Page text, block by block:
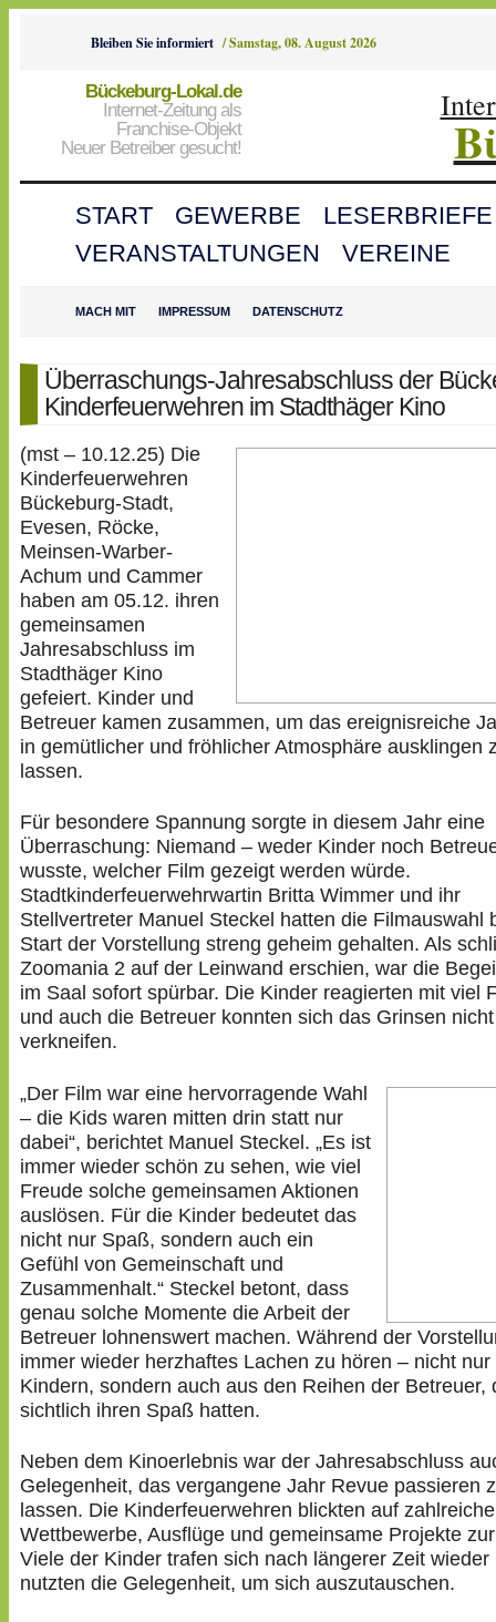
Bleiben Sie informiert /Samstag, 08. August 2026
Bückeburg-Lokal.de
Internet-Zeitung als
Franchise-Objekt
Neuer Betreiber gesucht!
START GEWERBE
LESERBRIEFE
VERANSTALTUNGEN
VEREINE
MACH MIT IMPRESSUM DATENSCHUTZ
Überraschungs-Jahresabschluss der
Kinderfeuerwehren im Stadthäger Kino
(mst – 10.12.25) Die
Kinderfeuerwehren
Bückeburg-Stadt,
Evesen, Röcke,
Meinsen-Warber-
Achum und Cammer
haben am 05.12. ihren
gemeinsamen
Jahresabschluss im
Stadthäger Kino
gefeiert. Kinder und
Betreuer kamen zusammen, um das ereignisreiche
in gemütlicher und fröhlicher Atmosphäre ausklingen
lassen.
Für besondere Spannung sorgte in diesem Jahr eine
Überraschung: Niemand – weder Kinder noch
wusste, welcher Film gezeigt werden würde.
Stadtkinderfeuerwehrwartin Britta Wimmer und ihr
Stellvertreter Manuel Steckel hatten die Filmauswahl
Start der Vorstellung streng geheim gehalten. Als
Zoomania 2 auf der Leinwand erschien, war die
im Saal sofort spürbar. Die Kinder reagierten mit viel
und auch die Betreuer konnten sich das Grinsen nicht
verkneifen.
„Der Film war eine hervorragende Wahl
– die Kids waren mitten drin statt nur
dabei“, berichtet Manuel Steckel. „Es ist
immer wieder schön zu sehen, wie viel
Freude solche gemeinsamen Aktionen
auslösen. Für die Kinder bedeutet das
nicht nur Spaß, sondern auch ein
Gefühl von Gemeinschaft und
Zusammenhalt.“ Steckel betont, dass
genau solche Momente die Arbeit der
Betreuer lohnenswert machen. Während der
immer wieder herzhaftes Lachen zu hören – nicht nur
Kindern, sondern auch aus den Reihen der Betreuer,
sichtlich ihren Spaß hatten.
Neben dem Kinoerlebnis war der Jahresabschluss
Gelegenheit, das vergangene Jahr Revue passieren
lassen. Die Kinderfeuerwehren blickten auf
Wettbewerbe, Ausflüge und gemeinsame Projekte
Viele der Kinder trafen sich nach längerer Zeit wieder
nutzten die Gelegenheit, um sich auszutauschen.